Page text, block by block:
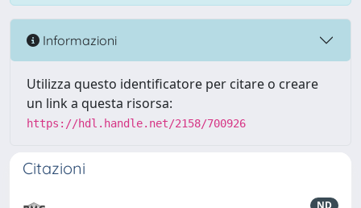
Informazioni
Utilizza questo identificatore per citare o creare
un link a questa risorsa:
https://hdl.handle.net/2158/700926
Citazioni